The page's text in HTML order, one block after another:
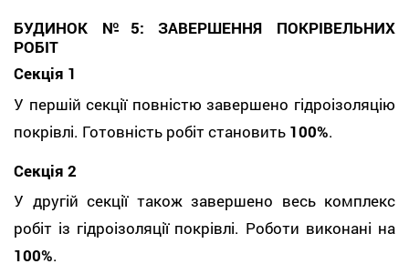
БУДИНОК №5: ЗАВЕРШЕННЯ ПОКРІВЕЛЬНИХ
РОБІТ
Секція 1
У першій секції повністю завершено гідроізоляцію
покрівлі. Готовність робіт становить 100%.
Секція 2
У другій секції також завершено весь комплекс
робіт із гідроізоляції покрівлі. Роботи виконані на
100%.